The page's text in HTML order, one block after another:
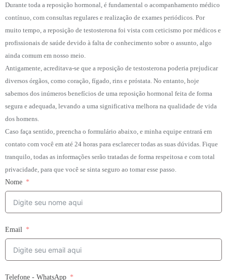
Durante toda a reposição hormonal, é fundamental o acompanhamento médico
contínuo, com consultas regulares e realização de exames periódicos. Por
muito tempo, a reposição de testosterona foi vista com ceticismo por médicos e
profissionais de saúde devido à falta de conhecimento sobre o assunto, algo
ainda comum em nosso meio.
Antigamente, acreditava-se que a reposição de testosterona poderia prejudicar
diversos órgãos, como coração, fígado, rins e próstata. No entanto, hoje
sabemos dos inúmeros benefícios de uma reposição hormonal feita de forma
segura e adequada, levando a uma significativa melhora na qualidade de vida
dos homens.
Caso faça sentido, preencha o formulário abaixo, e minha equipe entrará em
contato com você em até 24 horas para esclarecer todas as suas dúvidas. Fique
tranquilo, todas as informações serão tratadas de forma respeitosa e com total
privacidade, para que você se sinta seguro ao tomar esse passo.
Nome
Email
Telefone - WhatsApp